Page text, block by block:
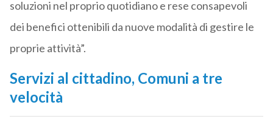
soluzioni nel proprio quotidiano e rese consapevoli
dei benefici ottenibili da nuove modalità di gestire le
proprie attività”.
Servizi al cittadino, Comuni a tre
velocità